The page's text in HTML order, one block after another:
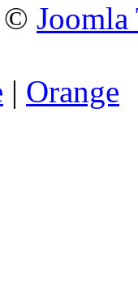
© Joomla
| Orange